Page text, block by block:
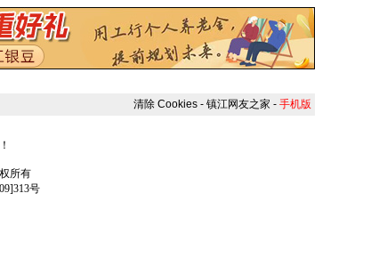
清除 Cookies - 镇江网友之家 - 手机版
所有
号